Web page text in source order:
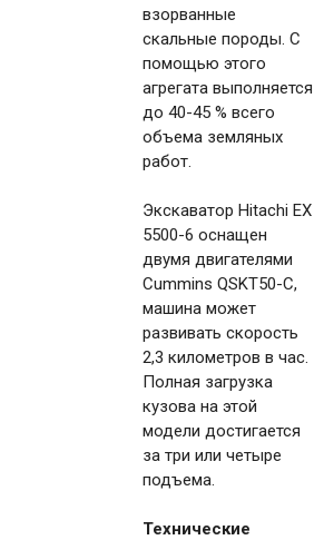
взорванные
скальные породы. С
помощью этого
агрегата выполняется
до 40-45 % всего
объема земляных
работ.
Экскаватор Hitachi EX
5500-6 оснащен
двумя двигателями
Cummins QSKT50-C,
машина может
развивать скорость
2,3 километров в час.
Полная загрузка
кузова на этой
модели достигается
за три или четыре
подъема.
Технические